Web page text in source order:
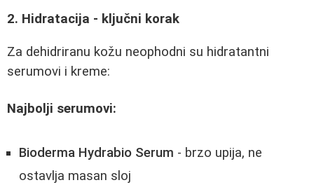
2. Hidratacija - ključni korak
Za dehidriranu kožu neophodni su hidratantni
serumovi i kreme:
Najbolji serumovi:
Bioderma Hydrabio Serum - brzo upija, ne
ostavlja masan sloj